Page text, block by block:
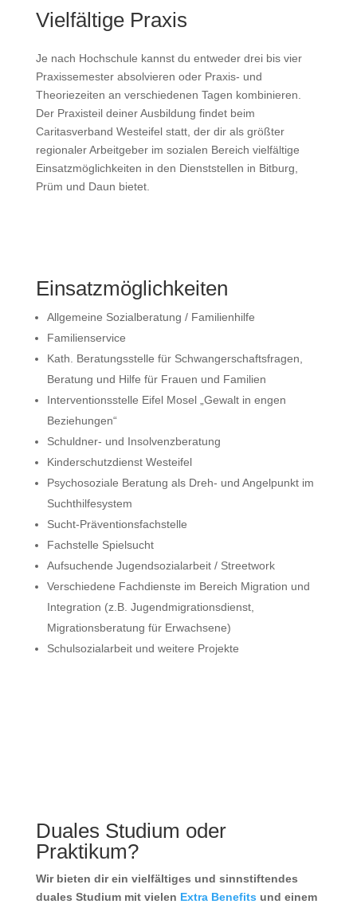
Vielfältige Praxis
Je nach Hochschule kannst du entweder drei bis vier
Praxissemester absolvieren oder Praxis- und
Theoriezeiten an verschiedenen Tagen kombinieren.
Der Praxisteil deiner Ausbildung findet beim
Caritasverband Westeifel statt, der dir als größter
regionaler Arbeitgeber im sozialen Bereich vielfältige
Einsatzmöglichkeiten in den Dienststellen in Bitburg,
Prüm und Daun bietet.
Einsatzmöglichkeiten
Allgemeine Sozialberatung / Familienhilfe
Familienservice
Kath. Beratungsstelle für Schwangerschaftsfragen,
Beratung und Hilfe für Frauen und Familien
Interventionsstelle Eifel Mosel „Gewalt in engen
Beziehungen“
Schuldner- und Insolvenzberatung
Kinderschutzdienst Westeifel
Psychosoziale Beratung als Dreh- und Angelpunkt im
Suchthilfesystem
Sucht-Präventionsfachstelle
Fachstelle Spielsucht
Aufsuchende Jugendsozialarbeit / Streetwork
Verschiedene Fachdienste im Bereich Migration und
Integration (z.B. Jugendmigrationsdienst,
Migrationsberatung für Erwachsene)
Schulsozialarbeit und weitere Projekte
Duales Studium oder
Praktikum?
Wir bieten dir ein vielfältiges und sinnstiftendes
duales Studium mit vielen Extra Benefits und einem